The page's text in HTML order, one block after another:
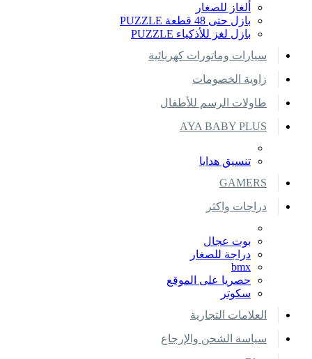
ألغاز للصغار
بازل حتى 48 قطعة PUZZLE
بازل لغز للأذكياء PUZZLE
سيارات وماتورات كهربائية
زاوية الخصومات
طاولات الرسم للأطفال
AYA BABY PLUS
تنسيق هدايا
GAMERS
دراجات واكثر
بوت عجال
دراجة للصغار
bmx
حصريا على الموقع
سكوتر
العلامات التجارية
سياسة الشحن والإرجاع